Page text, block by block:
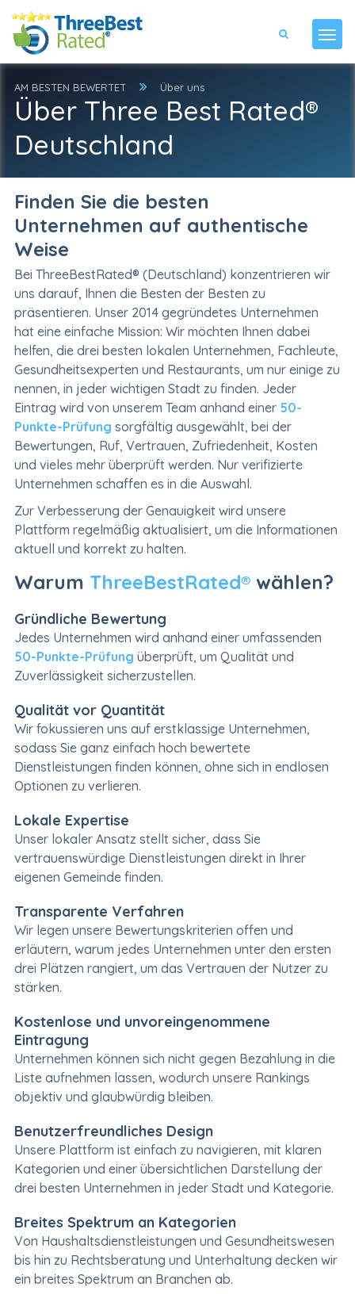
AM BESTEN BEWERTET Über uns
Über Three Best Rated®
Deutschland
Finden Sie die besten
Unternehmen auf authentische
Weise
Bei ThreeBestRated® (Deutschland) konzentrieren wir
uns darauf, Ihnen die Besten der Besten zu
präsentieren. Unser 2014 gegründetes Unternehmen
hat eine einfache Mission: Wir möchten Ihnen dabei
helfen, die drei besten lokalen Unternehmen, Fachleute,
Gesundheitsexperten und Restaurants, um nur einige zu
nennen, in jeder wichtigen Stadt zu finden. Jeder
Eintrag wird von unserem Team anhand einer 50-
Punkte-Prüfung sorgfältig ausgewählt, bei der
Bewertungen, Ruf, Vertrauen, Zufriedenheit, Kosten
und vieles mehr überprüft werden. Nur verifizierte
Unternehmen schaffen es in die Auswahl.
Zur Verbesserung der Genauigkeit wird unsere
Plattform regelmäßig aktualisiert, um die Informationen
aktuell und korrekt zu halten.
Warum ThreeBestRated®wählen?
Gründliche Bewertung
Jedes Unternehmen wird anhand einer umfassenden
50-Punkte-Prüfung überprüft, um Qualität und
Zuverlässigkeit sicherzustellen.
Qualität vor Quantität
Wir fokussieren uns auf erstklassige Unternehmen,
sodass Sie ganz einfach hoch bewertete
Dienstleistungen finden können, ohne sich in endlosen
Optionen zu verlieren.
Lokale Expertise
Unser lokaler Ansatz stellt sicher, dass Sie
vertrauenswürdige Dienstleistungen direkt in Ihrer
eigenen Gemeinde finden.
Transparente Verfahren
Wir legen unsere Bewertungskriterien offen und
erläutern, warum jedes Unternehmen unter den ersten
drei Plätzen rangiert, um das Vertrauen der Nutzer zu
stärken.
Kostenlose und unvoreingenommene
Eintragung
Unternehmen können sich nicht gegen Bezahlung in die
Liste aufnehmen lassen, wodurch unsere Rankings
objektiv und glaubwürdig bleiben.
Benutzerfreundliches Design
Unsere Plattform ist einfach zu navigieren, mit klaren
Kategorien und einer übersichtlichen Darstellung der
drei besten Unternehmen in jeder Stadt und Kategorie.
Breites Spektrum an Kategorien
Von Haushaltsdienstleistungen und Gesundheitswesen
bis hin zu Rechtsberatung und Unterhaltung decken wir
ein breites Spektrum an Branchen ab.